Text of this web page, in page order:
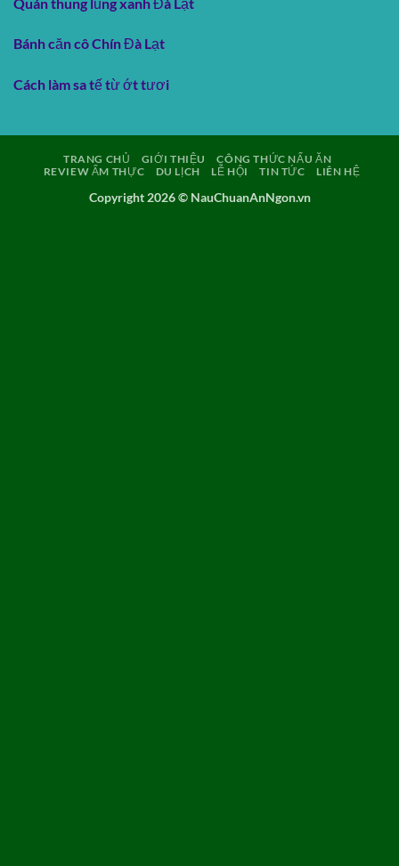
Bánh căn cô Chín Đà Lạt
Cách làm sa tế từ ớt tươi
TRANG CHỦ GIỚI THIỆU
CÔNG THỨC NẤU ĂN
REVIEW ẨM THỰC
DU LỊCH LỄ HỘI TIN TỨC LIÊN HỆ
Copyright 2026 © NauChuanAnNgon.vn